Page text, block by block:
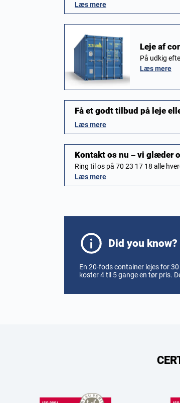
Læs mere
Leje af
På udkig
Læs mere
Få et godt tilbud på leje
Læs mere
Kontakt os nu – vi glæder
Ring til os på 70 23 17 18 alle
Læs mere
Did you know?
En 20-fods container lejes for
koster 4 til 5 gange en tør pris.